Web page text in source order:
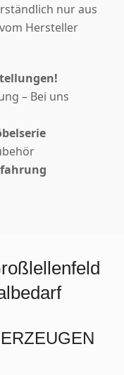
nur aus
Hersteller
– Bei uns